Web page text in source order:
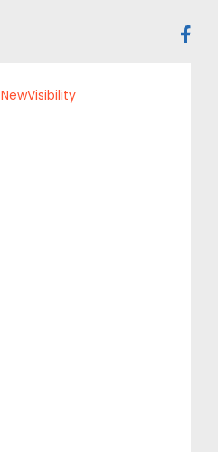
NewVisibility